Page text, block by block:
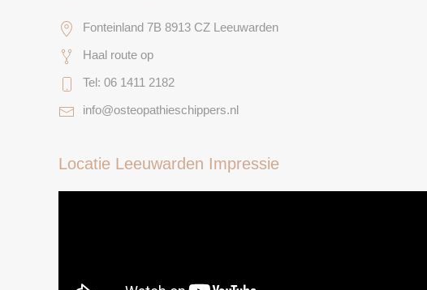
Fonteinland 7B 8913 CZ Leeuwarden
Haal route op
Tel: 06 1411 2182
info@osteopathieschippers.nl
Locatie Leeuwarden Impressie